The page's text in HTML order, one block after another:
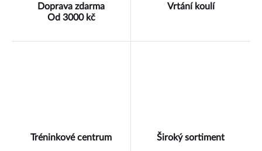
Doprava zdarma
Od 3000 kč
Vrtání koulí
Tréninkové centrum Široký sortiment